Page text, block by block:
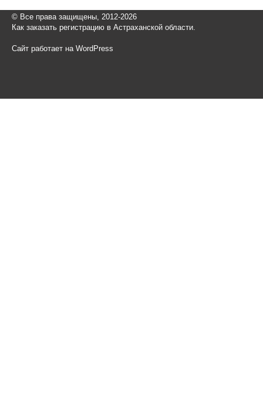
© Все права защищены, 2012-2026
Как заказать регистрацию в Астраханской области.
Сайт работает на WordPress